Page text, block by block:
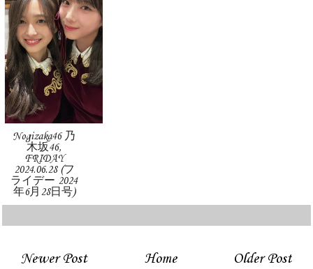
Nogizaka46 乃
木坂46,
FRIDAY
2024.06.28 (フ
ライデー 2024
年6月28日号)
Newer Post Older Post
Home